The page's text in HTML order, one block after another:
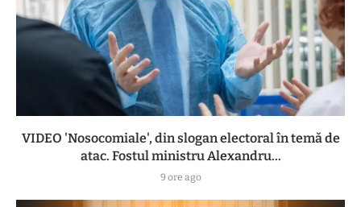
VIDEO 'Nosocomiale', din slogan electoral în temă de
atac. Fostul ministru Alexandru...
9 ore ago